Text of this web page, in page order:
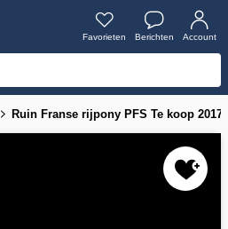
Favorieten Berichten Account
Ruin Franse rijpony PFS Te koop 2017